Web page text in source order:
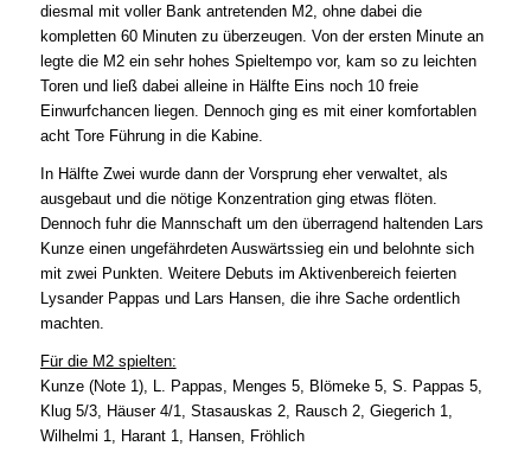
diesmal mit voller Bank antretenden M2, ohne dabei die
kompletten 60 Minuten zu überzeugen. Von der ersten Minute an
legte die M2 ein sehr hohes Spieltempo vor, kam so zu leichten
Toren und ließ dabei alleine in Hälfte Eins noch 10 freie
Einwurfchancen liegen. Dennoch ging es mit einer komfortablen
acht Tore Führung in die Kabine.
In Hälfte Zwei wurde dann der Vorsprung eher verwaltet, als
ausgebaut und die nötige Konzentration ging etwas flöten.
Dennoch fuhr die Mannschaft um den überragend haltenden Lars
Kunze einen ungefährdeten Auswärtssieg ein und belohnte sich
mit zwei Punkten. Weitere Debuts im Aktivenbereich feierten
Lysander Pappas und Lars Hansen, die ihre Sache ordentlich
machten.
Für die M2 spielten:
Kunze (Note 1), L. Pappas, Menges 5, Blömeke 5, S. Pappas 5,
Klug 5/3, Häuser 4/1, Stasauskas 2, Rausch 2, Giegerich 1,
Wilhelmi 1, Harant 1, Hansen, Fröhlich